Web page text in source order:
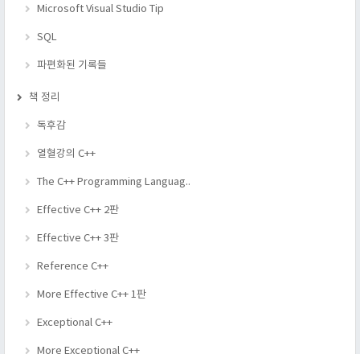
Microsoft Visual Studio Tip
SQL
파편화된 기록들
책 정리
독후감
열혈강의 C++
The C++ Programming Languag..
Effective C++ 2판
Effective C++ 3판
Reference C++
More Effective C++ 1판
Exceptional C++
More Exceptional C++